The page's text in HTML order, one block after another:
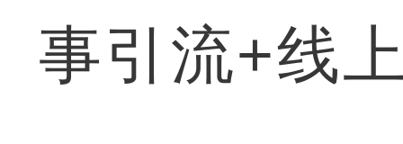
事引流+线